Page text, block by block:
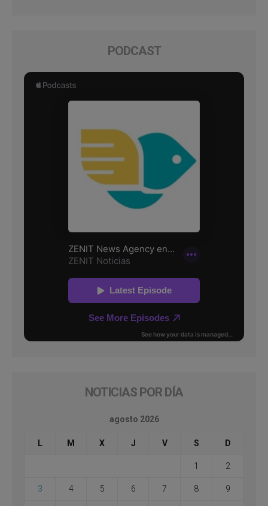
PODCAST
NOTICIAS POR DÍA
agosto 2026
L M X J V S D
1 2
3 4 5 6 7 8 9